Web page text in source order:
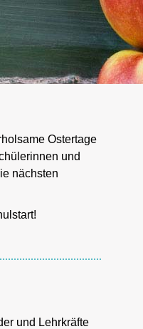
Ostertage
und
nächsten
und Lehrkräfte